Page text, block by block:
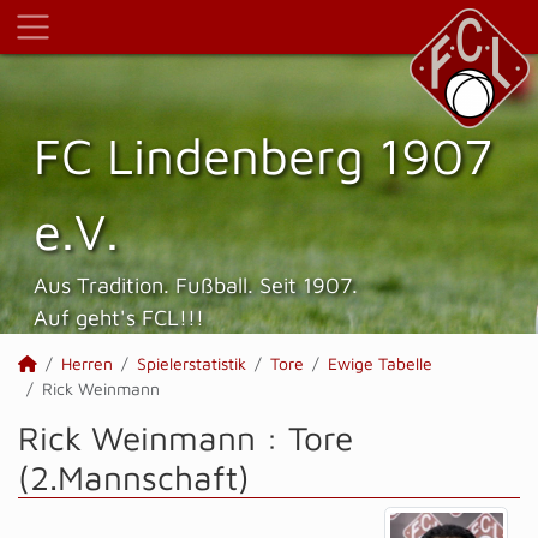
FC Lindenberg 1907
e.V.
Aus Tradition. Fußball. Seit 1907.
Auf geht's FCL!!!
Herren Spielerstatistik Tore
Ewige Tabelle
Rick Weinmann
Rick Weinmann : Tore
(2.Mannschaft)